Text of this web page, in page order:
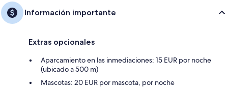
Información importante
Extras opcionales
Aparcamiento en las inmediaciones: 15 EUR por noche
(ubicado a 500 m)
Mascotas: 20 EUR por mascota, por noche